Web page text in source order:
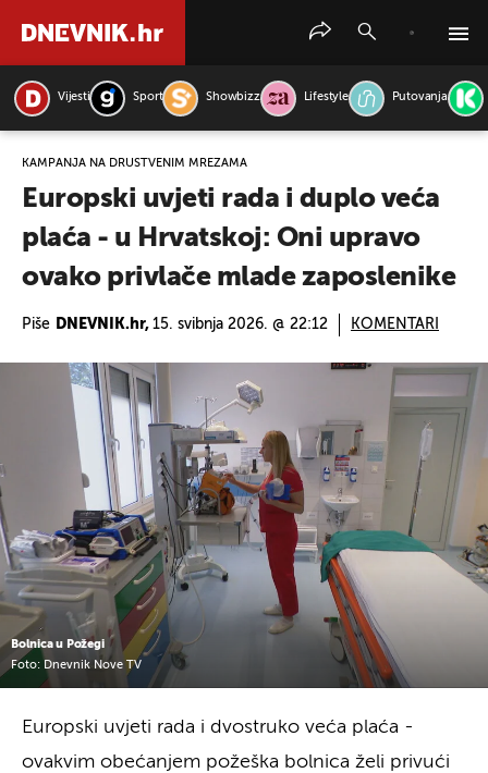
Vijesti Sport Showbizz Lifestyle Putovanja
KAMPANJA NA DRUŠTVENIM MREŽAMA
Europski uvjeti rada i duplo veća
plaća - u Hrvatskoj: Oni upravo
ovako privlače mlade zaposlenike
Piše DNEVNIK.hr, 15. svibnja 2026. @ 22:12 KOMENTARI
Bolnica u Požegi
Foto: Dnevnik Nove TV
Europski uvjeti rada i dvostruko veća plaća -
ovakvim obećanjem požeška bolnica želi privući
PRETRAŽITE VIJESTI